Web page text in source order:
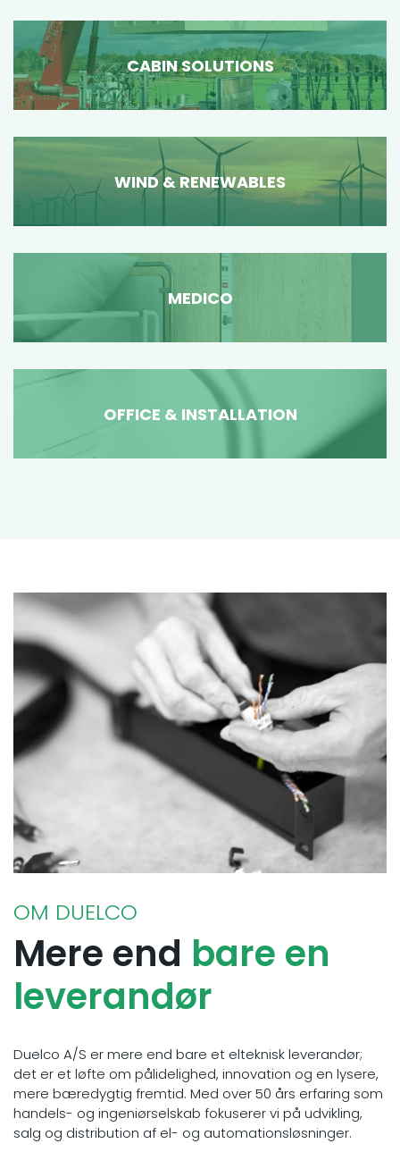
CABIN SOLUTIONS
WIND & RENEWABLES
MEDICO
OFFICE & INSTALLATION
OM DUELCO
Mere end bare en
leverandør
Duelco A/S er mere end bare et elteknisk leverandør;
det er et løfte om pålidelighed, innovation og en lysere,
mere bæredygtig fremtid. Med over 50 års erfaring som
handels- og ingeniørselskab fokuserer vi på udvikling,
salg og distribution af el- og automationsløsninger.